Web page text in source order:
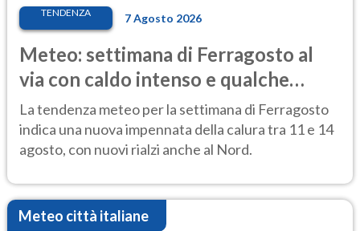
TENDENZA 7 Agosto 2026
Meteo: settimana di Ferragosto al
via con caldo intenso e qualche
temporale
La tendenza meteo per la settimana di Ferragosto
indica una nuova impennata della calura tra 11 e 14
agosto, con nuovi rialzi anche al Nord.
Meteo città italiane